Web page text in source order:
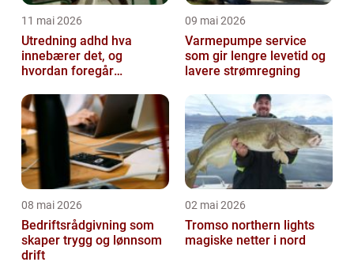
11 mai 2026
Utredning adhd hva
innebærer det, og
hvordan foregår
09 mai 2026
Varmepumpe service
som gir lengre levetid og
lavere strømregning
08 mai 2026
Bedriftsrådgivning som
skaper trygg og lønnsom
drift
02 mai 2026
Tromso northern lights
magiske netter i nord